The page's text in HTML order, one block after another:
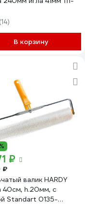
(14)
В корзину
₽
₽
валик HARDY
40см, h.20мм, с
Standart 0135-